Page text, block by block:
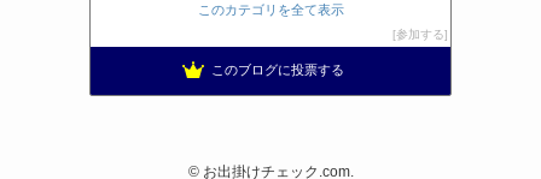
このカテゴリを全て表示
参加する
このブログに投票する
©お出掛けチェック.com.